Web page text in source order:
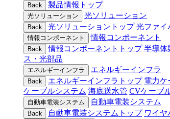
Back
製品情報トップ
光ソリューション 光ソリューション
Back 光ソリューショントップ 光ファイ
情報コンポーネント 情報コンポーネント
Back 情報コンポーネントトップ 半導体
ス・光部品
エネルギーインフラ エネルギーインフラ
Back エネルギーインフラトップ 電力ケ
ケーブルシステム 海底送水管 CVケーブ
自動車電装システム 自動車電装システム
Back 自動車電装システムトップ ワイヤ